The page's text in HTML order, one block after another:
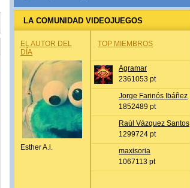
LA COMUNIDAD VIDEOJUEGOS
EL AUTOR DEL
DÍA
Esther A.l.
TOP MIEMBROS
Agramar
2361053 pt
Jorge Farinós Ibáñez
1852489 pt
Raúl Vázquez Santos
1299724 pt
maxisoria
1067113 pt